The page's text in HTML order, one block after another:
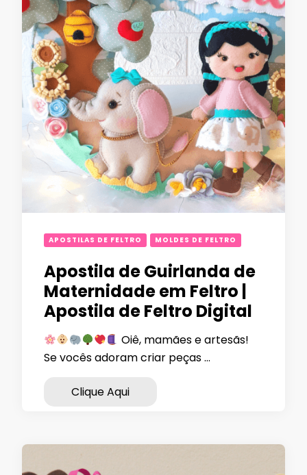
APOSTILAS DE FELTRO MOLDES DE FELTRO
Apostila de Guirlanda de
Maternidade em Feltro |
Apostila de Feltro Digital
Oiê, mamães e artesãs!
Se vocês adoram criar peças …
Clique Aqui